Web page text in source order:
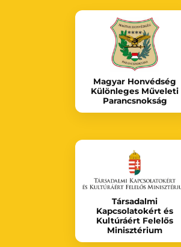
Magyar Honvédség
Különleges Műveleti
Parancsnokság
Társadalmi
Kapcsolatokért és
Kultúráért Felelős
Minisztérium